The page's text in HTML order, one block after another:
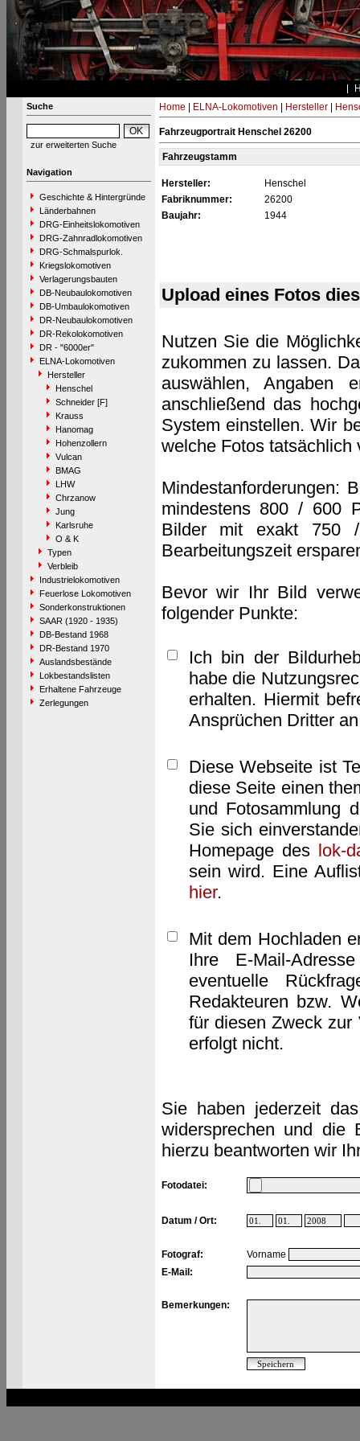
Suche
zur erweiterten Suche
Navigation
Geschichte & Hintergründe
Länderbahnen
DRG-Einheitslokomotiven
DRG-Zahnradlokomotiven
DRG-Schmalspurlok.
Kriegslokomotiven
Verlagerungsbauten
DB-Neubaulokomotiven
DB-Umbaulokomotiven
DR-Neubaulokomotiven
DR-Rekolokomotiven
DR - "6000er"
ELNA-Lokomotiven
Hersteller
Henschel
Schneider [F]
Krauss
Hanomag
Hohenzollern
Vulcan
BMAG
LHW
Chrzanow
Jung
Karlsruhe
O & K
Typen
Verbleib
Industrielokomotiven
Feuerlose Lokomotiven
Sonderkonstruktionen
SAAR (1920 - 1935)
DB-Bestand 1968
DR-Bestand 1970
Auslandsbestände
Lokbestandslisten
Erhaltene Fahrzeuge
Zerlegungen
Home ELNA-Lokomotiven Hersteller|
Fahrzeugportrait Henschel 26200
Fahrzeugstamm
Hersteller:
Henschel
Fabriknummer:
26200
Baujahr:
1944
Upload eines Fotos
Nutzen Sie die
zukommen zu lassen.
auswählen, Angaben
anschließend das
System einstellen. Wir
welche Fotos tatsächlich
Mindestanforderungen:
mindestens 800 / 600
Bilder mit exakt 750
Bearbeitungszeit
Bevor wir Ihr Bild
folgender Punkte:
Ich bin der
habe die
erhalten. Hiermit
Ansprüchen Dritter
Diese Webseite ist
diese Seite einen
und Fotosammlung
Sie sich
Homepage des lok-
sein wird. Eine
hier.
Mit dem Hochladen
Ihre E-Mail-
eventuelle
Redakteuren bzw.
für diesen Zweck zur
erfolgt nicht.
Sie haben jederzeit
widersprechen und die
hierzu beantworten wir
Fotodatei:
Datum / Ort:
Fotograf:
Vorname
E-Mail:
Bemerkungen: